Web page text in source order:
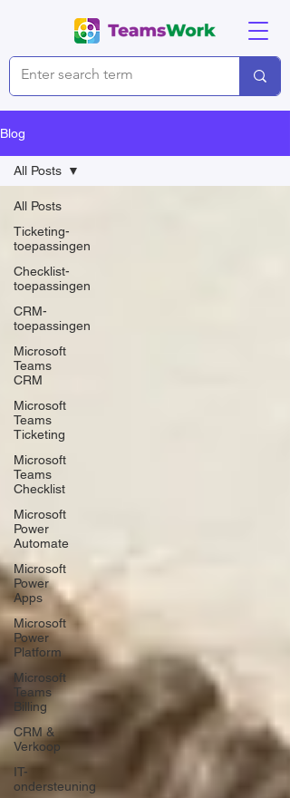
Blog
All Posts
Ticketing-
toepassingen
Checklist-
toepassingen
CRM-
toepassingen
Microsoft
Teams
CRM
Microsoft
Teams
Ticketing
Microsoft
Teams
Checklist
Microsoft
Power
Automate
Microsoft
Power
Apps
Microsoft
Power
Platform
Microsoft
Teams
Billing
CRM &
Verkoop
IT-
ondersteuning
All Posts